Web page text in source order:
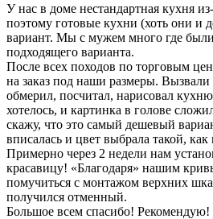
У нас в доме нестандартная кухня
поэтому готовые кухни (хоть они и
вариант. Мы с мужем много где
подходящего варианта.
После всех походов по торговым
на заказ под наши размеры.
обмерил, посчитал, нарисовал
хотелось, и картинка в голове
скажу, что это самый дешевый
вписалась и цвет выбрала такой, как
Примерно через 2 недели нам
красавицу! «Благодаря» нашим
помучиться с монтажом верхних
получился отменный.
Большое всем спасибо! Рекомендую!